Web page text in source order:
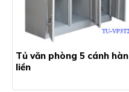
Tủ văn phòng 5 cánh hàn
liền